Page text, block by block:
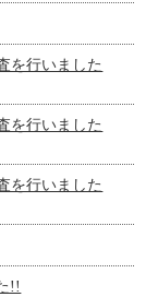
を行いました
を行いました
を行いました
!!